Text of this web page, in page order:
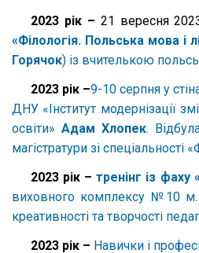
2023 рік – 21 вересня
«Філологія. Польська мова і
Горячок) із вчителькою
2023 рік –9-10 серпня у
ДНУ «Інститут модернізації
освіти» Адам Хлопек.
магістратури зі
2023 рік –тренінг із
виховного комплексу №10 м.
креативності та творчості
2023 рік – Навички і